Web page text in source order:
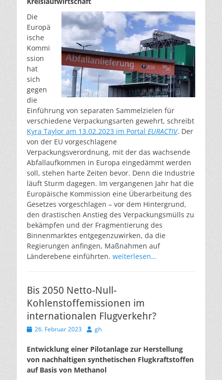
Die
Europä
ische
Kommi
ssion
hat
sich
gegen
die
Einführung von separaten Sammelzielen für
verschiedene Verpackungsarten gewehrt, schreibt
Kyra Taylor am 13.02.2023 im Portal EURACTIV. Der
von der EU vorgeschlagene
Verpackungsverordnung, mit der das wachsende
Abfallaufkommen in Europa eingedämmt werden
soll, stehen harte Zeiten bevor. Denn die Industrie
läuft Sturm dagegen. Im vergangenen Jahr hat die
Europäische Kommission eine Überarbeitung des
Gesetzes vorgeschlagen – vor dem Hintergrund,
den drastischen Anstieg des Verpackungsmülls zu
bekämpfen und der Fragmentierung des
Binnenmarktes entgegenzuwirken, da die
Regierungen anfingen, Maßnahmen auf
Länderebene einführten. weiterlesen…
Bis 2050 Netto-Null-
Kohlenstoffemissionen im
internationalen Flugverkehr?
Veröffentlicht
26. Februar 2023 Autor
gh
Entwicklung einer Pilotanlage zur Herstellung
von nachhaltigen synthetischen Flugkraftstoffen
auf Basis von Methanol